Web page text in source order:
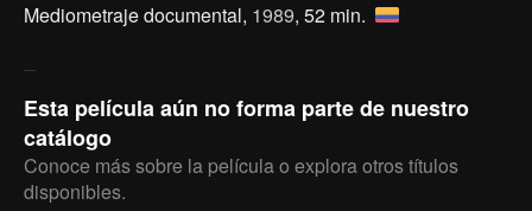
Mediometraje documental, 1989, 52 min.
Esta película aún no forma parte de nuestro
catálogo
Conoce más sobre la película o explora otros títulos
disponibles.